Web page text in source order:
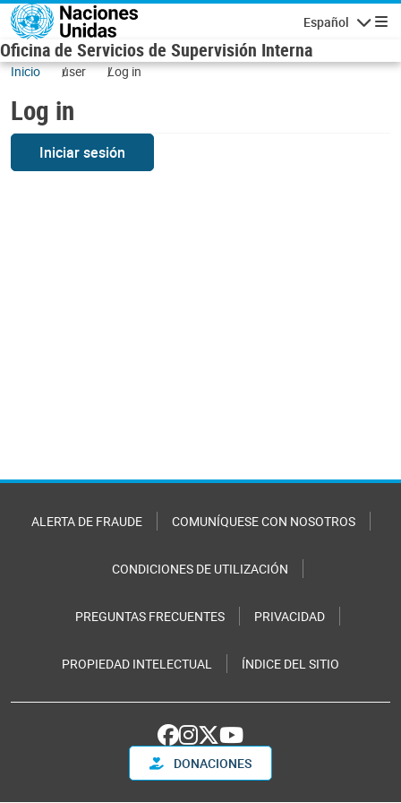
Skip to main content
Español
Oficina de Servicios de Supervisión Interna
Inicio user Log in
Log in
Iniciar sesión
ALERTA DE FRAUDE COMUNÍQUESE CON NOSOTROS
CONDICIONES DE UTILIZACIÓN
PREGUNTAS FRECUENTES PRIVACIDAD
PROPIEDAD INTELECTUAL ÍNDICE DEL SITIO
DONACIONES